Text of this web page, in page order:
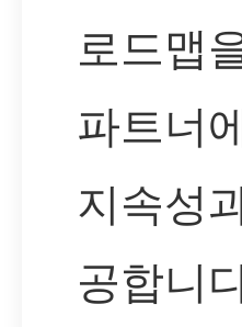
로드맵
파트너
지속성
공합니